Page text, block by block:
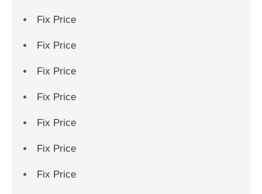
Fix Price
Fix Price
Fix Price
Fix Price
Fix Price
Fix Price
Fix Price